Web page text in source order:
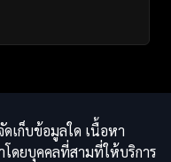
เก็บข้อมูลใด เนื้อหา
ดยบุคคลที่สามที่ให้บริการ